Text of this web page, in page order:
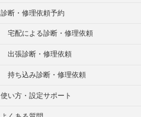
診断・修理依頼予約
宅配による診断・修理依頼
出張診断・修理依頼
持ち込み診断・修理依頼
使い方・設定サポート